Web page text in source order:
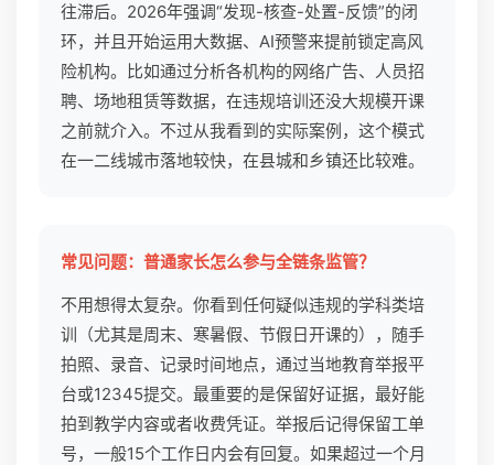
往滞后。2026年强调“发现-核查-处置-反馈”的闭
环，并且开始运用大数据、AI预警来提前锁定高风
险机构。比如通过分析各机构的网络广告、人员招
聘、场地租赁等数据，在违规培训还没大规模开课
之前就介入。不过从我看到的实际案例，这个模式
在一二线城市落地较快，在县城和乡镇还比较难。
常见问题：普通家长怎么参与全链条监管？
不用想得太复杂。你看到任何疑似违规的学科类培
训（尤其是周末、寒暑假、节假日开课的），随手
拍照、录音、记录时间地点，通过当地教育举报平
台或12345提交。最重要的是保留好证据，最好能
拍到教学内容或者收费凭证。举报后记得保留工单
号，一般15个工作日内会有回复。如果超过一个月